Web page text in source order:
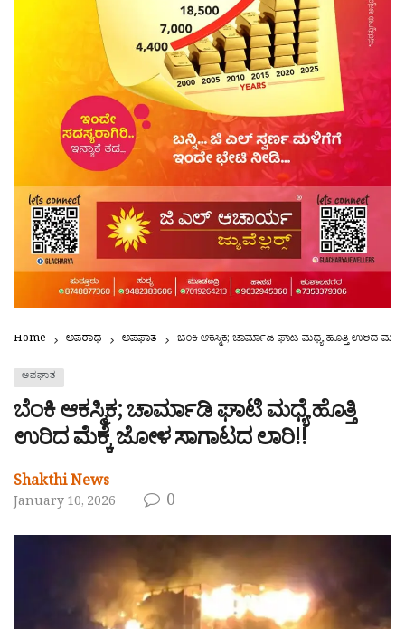
Home ಅಪರಾಧ ಅಪಘಾತ ಬೆಂಕಿ ಆಕಸ್ಮಿಕ; ಚಾರ್ಮಾಡಿ ಘಾಟಿ ಮಧ್ಯೆ ಹೊತ್ತಿ ಉರಿದ
ಅಪಘಾತ
ಬೆಂಕಿ ಆಕಸ್ಮಿಕ; ಚಾರ್ಮಾಡಿ ಘಾಟಿ ಮಧ್ಯೆ ಹೊತ್ತಿ
ಉರಿದ ಮೆಕ್ಕೆ ಜೋಳ ಸಾಗಾಟದ ಲಾರಿ!!
Shakthi News
January 10, 2026 0